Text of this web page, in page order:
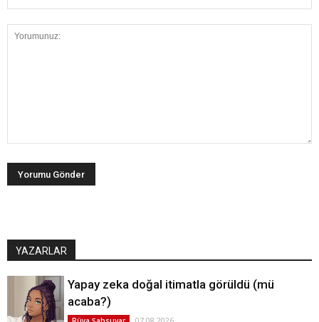
YAZARLAR
Yapay zeka doğal itimatla görüldü (mü
acaba?)